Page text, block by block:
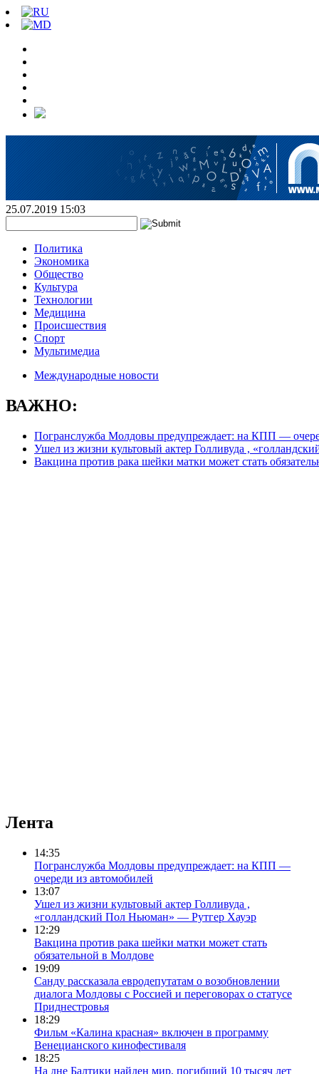
25.07.2019 15:03
Политика
Экономика
Общество
Культура
Технологии
Медицина
Происшествия
Спорт
Мультимедиа
Международные новости
ВАЖНО:
Погранслужба Молдовы предупреждает: на КПП —
Ушел из жизни культовый актер Голливуда ,
Вакцина против рака шейки матки может стать
Лента
14:35
Погранслужба Молдовы предупреждает: на КПП —
очереди из автомобилей
13:07
Ушел из жизни культовый актер Голливуда ,
«голландский Пол Ньюман» — Рутгер Хауэр
12:29
Вакцина против рака шейки матки может стать
обязательной в Молдове
19:09
Санду рассказала евродепутатам о возобновлении
диалога Молдовы с Россией и переговорах о статусе
Приднестровья
18:29
Фильм «Калина красная» включен в программу
Венецианского кинофестиваля
18:25
На дне Балтики найден мир, погибший 10 тысяч лет